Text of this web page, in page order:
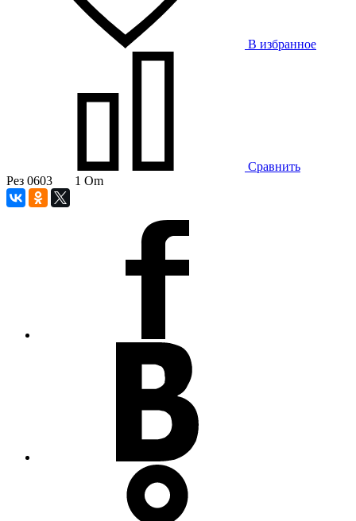
В избранное
Сравнить
Рез 0603 1 Om